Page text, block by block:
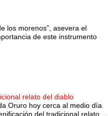
los morenos”, asevera el
de este instrumento
relato del diablo
Oruro hoy cerca al medio día
del tradicional relato...